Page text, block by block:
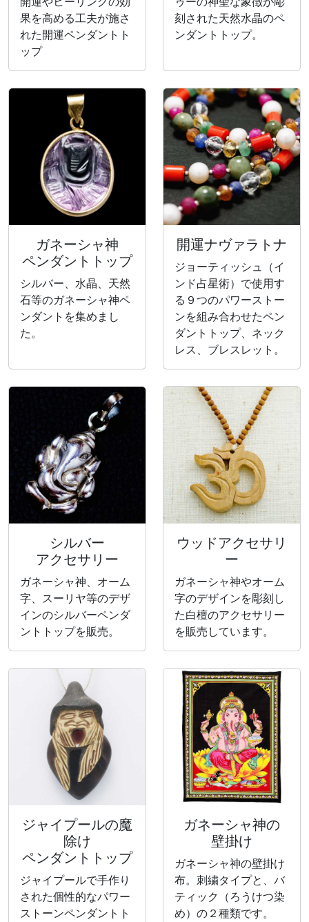
果を高める工夫が施さ
れた開運ペンダントト
ップ
刻された天然水晶のペ
ンダントトップ。
ガネーシャ神
ペンダントトップ
シルバー、水晶、天然
石等のガネーシャ神ペ
ンダントを集めまし
た。
開運ナヴァラトナ
ジョーティッシュ（イ
ンド占星術）で使用す
る９つのパワーストー
ンを組み合わせたペン
ダントトップ、ネック
レス、ブレスレット。
シルバー
アクセサリー
ガネーシャ神、オーム
字、スーリヤ等のデザ
インのシルバーペンダ
ントトップを販売。
ウッドアクセサリ
ー
ガネーシャ神やオーム
字のデザインを彫刻し
た白檀のアクセサリー
を販売しています。
ジャイプールの魔
除け
ペンダントトップ
ジャイプールで手作り
された個性的なパワー
ストーンペンダントト
ガネーシャ神の
壁掛け
ガネーシャ神の壁掛け
布。刺繍タイプと、バ
ティック（ろうけつ染
め）の２種類です。